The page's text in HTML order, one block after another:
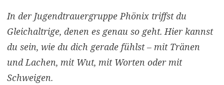
In der Jugendtrauergruppe Phönix triffst du
Gleichaltrige, denen es genau so geht. Hier kannst
du sein, wie du dich gerade fühlst – mit Tränen
und Lachen, mit Wut, mit Worten oder mit
Schweigen.